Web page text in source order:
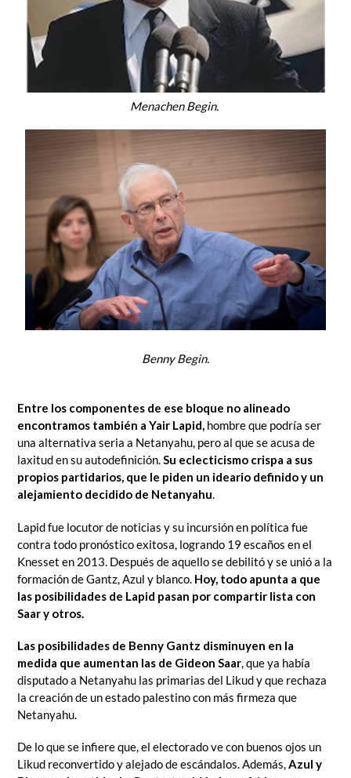
Menachen Begin.
Benny Begin.
Entre los componentes de ese bloque no alineado
encontramos también a Yair Lapid, hombre que podría ser
una alternativa seria a Netanyahu, pero al que se acusa de
laxitud en su autodefinición.Su eclecticismo crispa a sus
propios partidarios, que le piden un ideario definido y un
alejamiento decidido de Netanyahu.
Lapid fue locutor de noticias y su incursión en política fue
contra todo pronóstico exitosa, logrando 19 escaños en el
Knesset en 2013. Después de aquello se debilitó y se unió a la
formación de Gantz, Azul y blanco. Hoy, todo apunta a que
las posibilidades de Lapid pasan por compartir lista con
Saar y otros.
Las posibilidades de Benny Gantz disminuyen en la
medida que aumentan las de Gideon Saar, que ya había
disputado a Netanyahu las primarias del Likud y que rechaza
la creación de un estado palestino con más firmeza que
Netanyahu.
De lo que se infiere que, el electorado ve con buenos ojos un
Likud reconvertido y alejado de escándalos. Además,Azul y